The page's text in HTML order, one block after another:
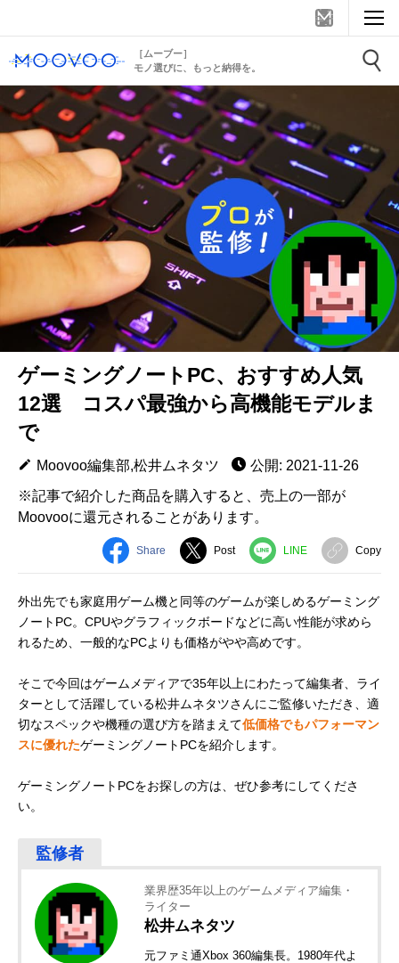
［ムーブー］
モノ選びに、もっと納得を。
ゲーミングノートPC、おすすめ人気
12選 コスパ最強から高機能モデルま
で
Moovoo編集部,松井ムネタツ
公開: 2021-11-26
※記事で紹介した商品を購入すると、売上の一部が
Moovooに還元されることがあります。
Share Post LINE Copy
外出先でも家庭用ゲーム機と同等のゲームが楽しめるゲーミング
ノートPC。CPUやグラフィックボードなどに高い性能が求めら
れるため、一般的なPCよりも価格がやや高めです。
そこで今回はゲームメディアで35年以上にわたって編集者、ライ
ターとして活躍している松井ムネタツさんにご監修いただき、適
切なスペックや機種の選び方を踏まえて低価格でもパフォーマン
スに優れたゲーミングノートPCを紹介します。
ゲーミングノートPCをお探しの方は、ぜひ参考にしてくださ
い。
業界歴35年以上のゲームメディア編集・
ライター
松井ムネタツ
元ファミ通Xbox 360編集長。1980年代よ